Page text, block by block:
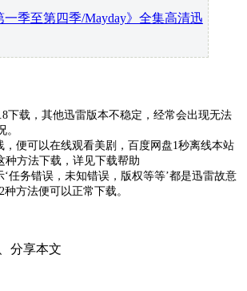
一季至第四季/Mayday》全集高清迅
下载，其他迅雷版本不稳定，经常会出现无法
，便可以在线观看美剧，百度网盘1秒离线本站
种方法下载，详见下载帮助
‘任务错误，未知错误，版权等等’都是迅雷故意
方法便可以正常下载。
分享本文